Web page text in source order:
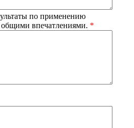
по применению
общими впечатлениями. *